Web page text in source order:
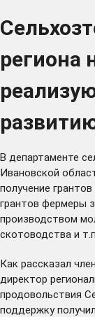
региона
В департаменте
Ивановской
получение
грантов фермеры
производством
скотоводства и т.п.
Как рассказал
директор
продовольствия
поддержку